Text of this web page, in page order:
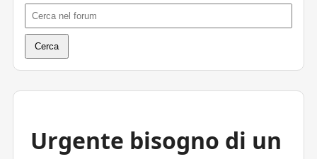
Urgente bisogno di un
Cerca